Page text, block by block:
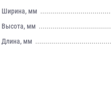
Ширина, мм
Высота, мм
Длина, мм